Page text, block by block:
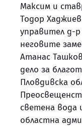
Максим и
Тодор
управител д-
неговите
Атанас
дело за
Пловдивска
светена вода
областна